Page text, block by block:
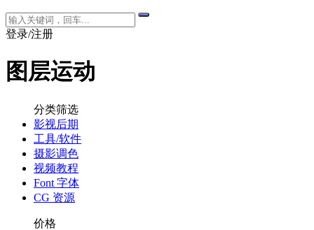
登录/注册
图层运动
分类筛选
影视后期
工具/软件
摄影调色
视频教程
Font 字体
CG 资源
价格